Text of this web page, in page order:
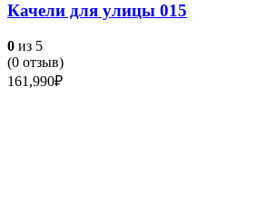
Качели для улицы 015
0 из 5
(0 отзыв)
161,990₽